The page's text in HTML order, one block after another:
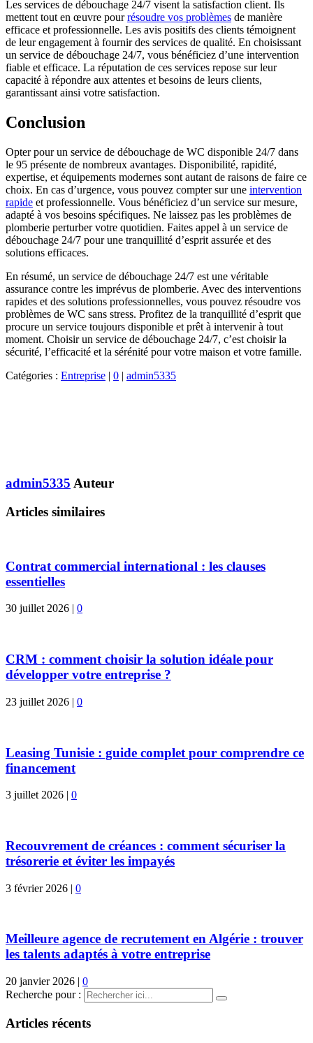
Les services de débouchage 24/7 visent la satisfaction client. Ils
mettent tout en œuvre pourrésoudre vos problèmes de manière
efficace et professionnelle. Les avis positifs des clients témoignent
de leur engagement à fournir des services de qualité. En choisissant
un service de débouchage 24/7, vous bénéficiez d’une intervention
fiable et efficace. La réputation de ces services repose sur leur
capacité à répondre aux attentes et besoins de leurs clients,
garantissant ainsi votre satisfaction.
Conclusion
Opter pour un service de débouchage de WC disponible 24/7 dans
le 95 présente de nombreux avantages. Disponibilité, rapidité,
expertise, et équipements modernes sont autant de raisons de faire ce
choix. En cas d’urgence, vous pouvez compter sur une intervention
rapide et professionnelle. Vous bénéficiez d’un service sur mesure,
adapté à vos besoins spécifiques. Ne laissez pas les problèmes de
plomberie perturber votre quotidien. Faites appel à un service de
débouchage 24/7 pour une tranquillité d’esprit assurée et des
solutions efficaces.
En résumé, un service de débouchage 24/7 est une véritable
assurance contre les imprévus de plomberie. Avec des interventions
rapides et des solutions professionnelles, vous pouvez résoudre vos
problèmes de WC sans stress. Profitez de la tranquillité d’esprit que
procure un service toujours disponible et prêt à intervenir à tout
moment. Choisir un service de débouchage 24/7, c’est choisir la
sécurité, l’efficacité et la sérénité pour votre maison et votre famille.
Catégories : Entreprise | 0 | admin5335
admin5335 Auteur
Articles similaires
Contrat commercial international : les clauses
essentielles
30 juillet 2026 | 0
CRM : comment choisir la solution idéale pour
développer votre entreprise ?
23 juillet 2026 | 0
Leasing Tunisie : guide complet pour comprendre ce
financement
3 juillet 2026 | 0
Recouvrement de créances : comment sécuriser la
trésorerie et éviter les impayés
3 février 2026 | 0
Meilleure agence de recrutement en Algérie : trouver
les talents adaptés à votre entreprise
20 janvier 2026 | 0
Recherche pour :
Articles récents